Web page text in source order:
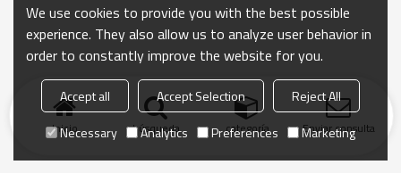
Inicio búsqueda categoría Enviar consulta
We use cookies to provide you with the best possible
experience. They also allow us to analyze user behavior in
order to constantly improve the website for you.
Accept all Accept Selection
Reject All
Necessary
Analytics Preferences Marketing